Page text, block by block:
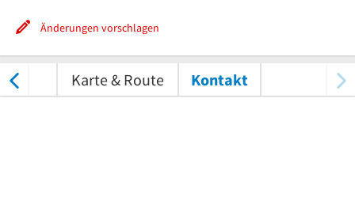
Änderungen vorschlagen
Karte & Route Kontakt